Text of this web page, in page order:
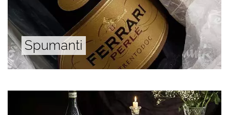
Spumanti